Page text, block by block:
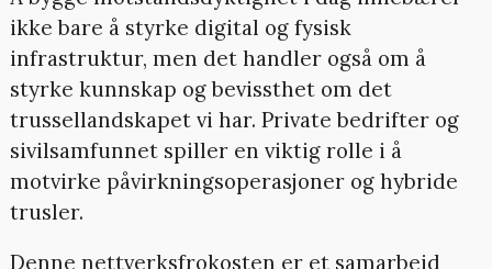
ikke bare å styrke digital og fysisk
infrastruktur, men det handler også om å
styrke kunnskap og bevissthet om det
trussellandskapet vi har. Private bedrifter og
sivilsamfunnet spiller en viktig rolle i å
motvirke påvirkningsoperasjoner og hybride
trusler.
Denne nettverksfrokosten er et samarbeid